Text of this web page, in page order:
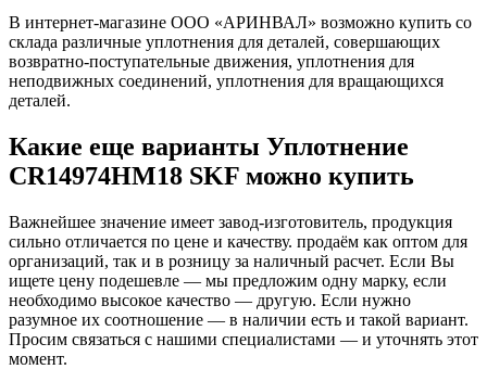
В интернет-магазине ООО «АРИНВАЛ» возможно купить со
склада различные уплотнения для деталей, совершающих
возвратно-поступательные движения, уплотнения для
неподвижных соединений, уплотнения для вращающихся
деталей.
Какие еще варианты Уплотнение
CR14974HM18 SKF можно купить
Важнейшее значение имеет завод-изготовитель, продукция
сильно отличается по цене и качеству. продаём как оптом для
организаций, так и в розницу за наличный расчет. Если Вы
ищете цену подешевле — мы предложим одну марку, если
необходимо высокое качество — другую. Если нужно
разумное их соотношение — в наличии есть и такой вариант.
Просим связаться с нашими специалистами — и уточнять этот
момент.